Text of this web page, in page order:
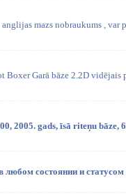
mazs nobraukums , var
Boxer Garā bāze 2.2D
2005. gads, īsā riteņu bāze,
состоянии и статусом